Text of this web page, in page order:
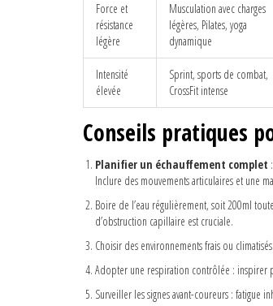
Force et
résistance
légère
Musculation avec charges
légères, Pilates, yoga
dynamique
Intensité
élevée
Sprint, sports de combat,
CrossFit intense
Conseils pratiques
Planifier un échauffement complet :
Inclure des mouvements articulaires et une
Boire de l’eau régulièrement, soit 200ml
d’obstruction capillaire est cruciale.
Choisir des environnements frais ou
Adopter une respiration contrôlée : inspirer
Surveiller les signes avant-coureurs :